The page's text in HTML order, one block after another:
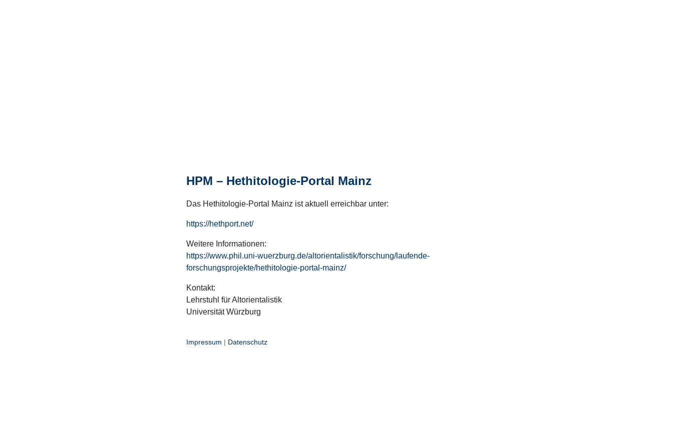
HPM – Hethitologie-Portal Mainz
Das Hethitologie-Portal Mainz ist aktuell erreichbar unter:
https://hethport.net/
Weitere Informationen:
https://www.phil.uni-wuerzburg.de/altorientalistik/forschung/laufende-
forschungsprojekte/hethitologie-portal-mainz/
Kontakt:
Lehrstuhl für Altorientalistik
Universität Würzburg
Impressum | Datenschutz